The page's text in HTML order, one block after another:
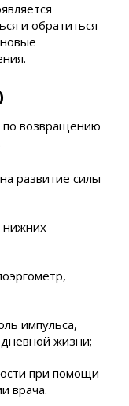
и обратиться
по возвращению
развитие силы
нижних
импульса,
жизни;
при помощи
врача.